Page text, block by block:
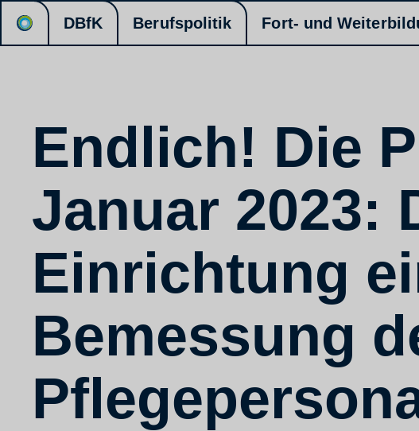
DBfK Berufspolitik Fort- und
Endlich! Die
Januar 2023:
Einrichtung
Bemessung